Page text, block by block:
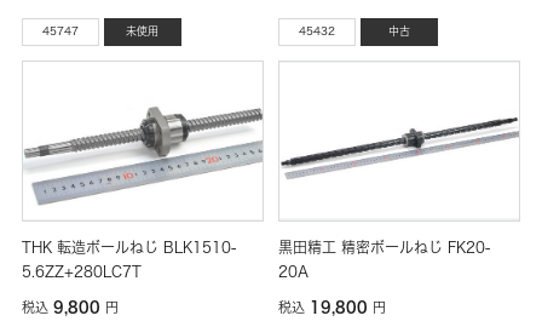
45747 未使用
THK 転造ボールねじ BLK1510-
5.6ZZ+280LC7T
税込9,800 円
45432 中古
黒田精工 精密ボールねじ FK20-
20A
税込 19,800 円